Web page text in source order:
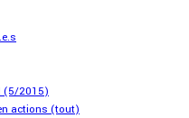
(5/2015)
actions (tout)